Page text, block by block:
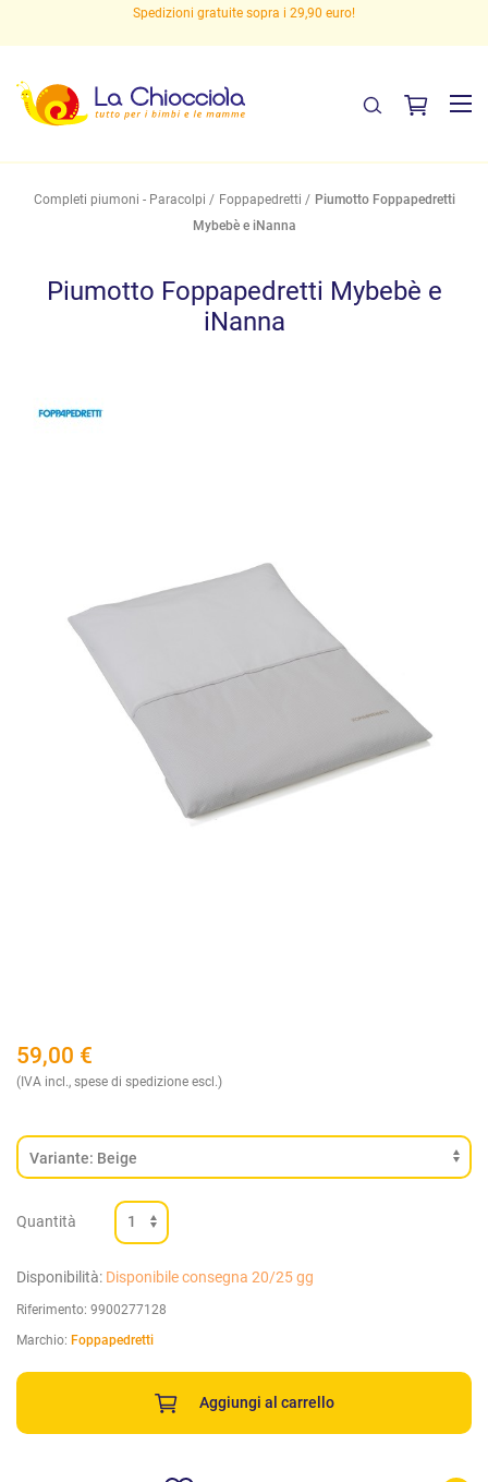
Spedizioni gratuite sopra i 29,90 euro!
Completi piumoni - Paracolpi Foppapedretti
Piumotto Foppapedretti
Mybebè e iNanna
Piumotto Foppapedretti Mybebè e
iNanna
59,00 €
(IVA incl., spese di spedizione escl.)
Quantità
Disponibilità: Disponibile consegna 20/25 gg
Riferimento: 9900277128
Marchio: Foppapedretti
Aggiungi al carrello